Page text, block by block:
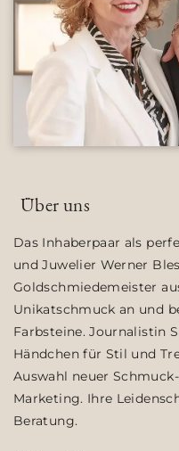
Über uns
Das Inhaberpaar als
und Juwelier Werner
Goldschmiedemeister
Unikatschmuck an und
Farbsteine. Journalistin
Händchen für Stil und
Auswahl neuer
Marketing. Ihre
Beratung.